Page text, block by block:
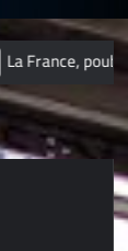
France,